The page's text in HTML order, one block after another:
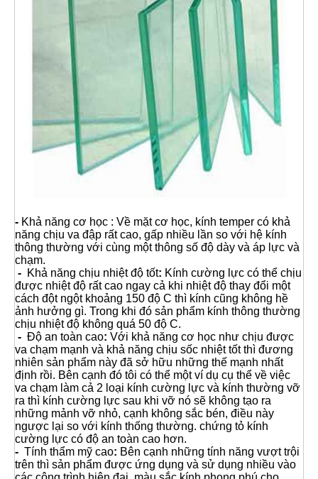
- Khả năng cơ học : Về mặt cơ học, kính temper có khả
năng chịu va đập rất cao, gấp nhiều lần so với hệ kính
thông thường với cùng một thông số độ dày và áp lực và
chạm.
- Khả năng chịu nhiệt độ tốt: Kính cường lực có thể chịu
được nhiệt độ rất cao ngay cả khi nhiệt độ thay đổi một
cách đột ngột khoảng 150 độ C thì kính cũng không hề
ảnh hưởng gì. Trong khi đó sản phẩm kính thông thường
chịu nhiệt độ không quá 50 độ C.
- Độ an toàn cao: Với khả năng cơ học như chịu được
va chạm mạnh và khả năng chịu sốc nhiệt tốt thì đương
nhiên sản phẩm này đã sở hữu những thế mạnh nhất
định rồi. Bên cạnh đó tôi có thể một ví dụ cụ thể về việc
va chạm làm cả 2 loại kính cường lực và kính thường vỡ
ra thì kính cường lực sau khi vỡ nó sẽ không tạo ra
những mảnh vỡ nhỏ, cạnh không sắc bén, điều này
ngược lại so với kính thống thường. chứng tỏ kính
cường lực có độ an toàn cao hơn.
- Tính thẩm mỹ cao: Bên cạnh những tính năng vượt trội
trên thì sản phẩm được ứng dụng và sử dụng nhiều vào